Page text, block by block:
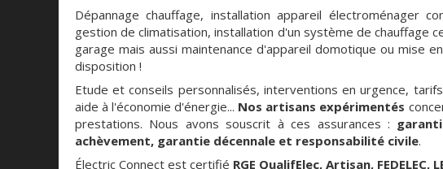
Dépannage chauffage, installation appareil électroménager
gestion de climatisation, installation d'un système de chauffage
garage mais aussi maintenance d'appareil domotique ou mise
disposition !
Etude et conseils personnalisés, interventions en urgence,
aide à l'économie d'énergie... Nos artisans expérimentés
prestations. Nous avons souscrit à ces assurances :
achèvement, garantie décennale et responsabilité civile.
Électric Connect est certifié RGE QualifElec, Artisan, FEDELEC,